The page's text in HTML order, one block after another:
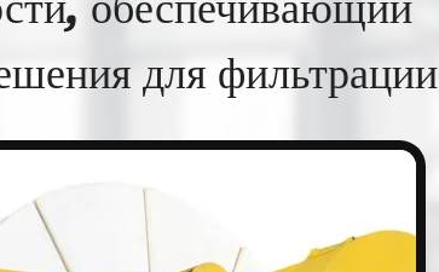
для фильтрации